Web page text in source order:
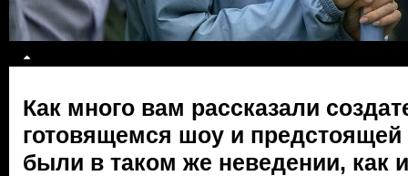
Как много вам рассказали
готовящемся шоу и
были в таком же неведении, как